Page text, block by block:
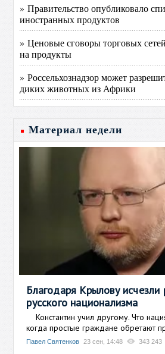
» Правительство опубликовало
иностранных продуктов
» Ценовые сговоры торговых
на продукты
» Россельхознадзор может
диких животных из Африки
Материал недели
Благодаря Крылову
русского национализма
Константин учил другому. Что
когда простые граждане обретают
Павел Святенков 23 сен, 14:48 343 243